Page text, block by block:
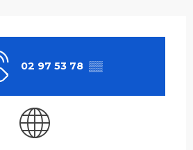
02 97 53 78 ▒▒